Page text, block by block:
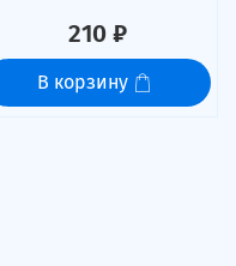
210 ₽
В корзину